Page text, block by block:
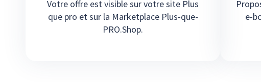
Votre offre est visible sur votre site Plus
que pro et sur la Marketplace Plus-que-
PRO.Shop.
e-